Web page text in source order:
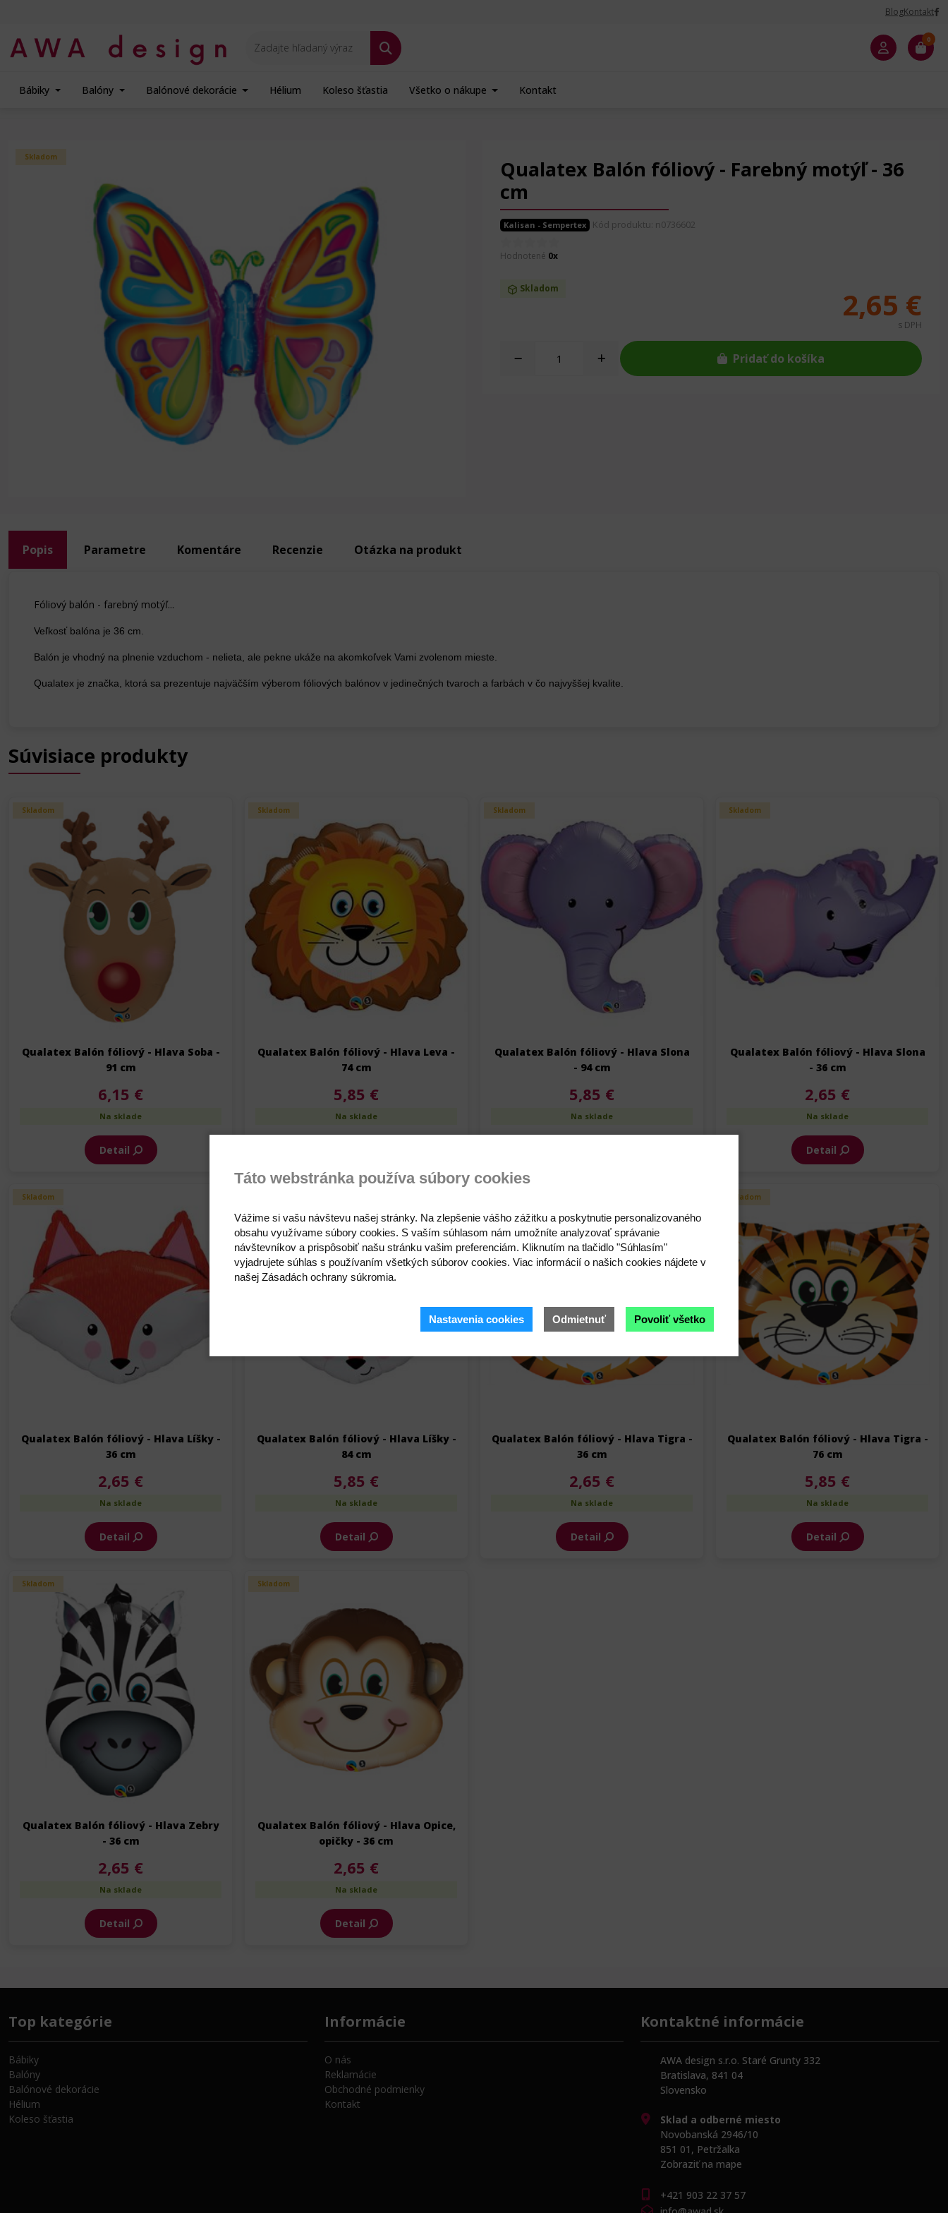
BlogKontakt
0
Bábiky Balóny Balónové dekorácie Hélium Koleso šťastia Všetko o nákupe Kontakt
Skladom
Qualatex Balón fóliový - Farebný motýľ - 36
cm
Kalisan - Sempertex Kód produktu: n0736602
Hodnotené 0x
Skladom 2,65 €
s DPH
Pridať do košíka
Popis Parametre Komentáre Recenzie Otázka na produkt
Fóliový balón - farebný motýľ...
Veľkosť balóna je 36 cm.
Balón je vhodný na plnenie vzduchom - nelieta, ale pekne ukáže na akomkoľvek Vami zvolenom mieste.
Qualatex je značka, ktorá sa prezentuje najväčším výberom fóliových balónov v jedinečných tvaroch a farbách v čo najvyššej kvalite.
Súvisiace produkty
Skladom
Qualatex Balón fóliový - Hlava Soba -
91 cm
6,15 €
Na sklade
Detail
Skladom
Qualatex Balón fóliový - Hlava Leva -
74 cm
5,85 €
Na sklade
Skladom
Qualatex Balón fóliový - Hlava Slona
- 94 cm
5,85 €
Na sklade
Skladom
Qualatex Balón fóliový - Hlava Slona
- 36 cm
2,65 €
Na sklade
Detail
Skladom
Qualatex Balón fóliový - Hlava Líšky -
36 cm
2,65 €
Na sklade
Detail
Qualatex Balón fóliový - Hlava Líšky -
84 cm
5,85 €
Na sklade
Detail
Qualatex Balón fóliový - Hlava Tigra -
36 cm
2,65 €
Na sklade
Detail
Skladom
Qualatex Balón fóliový - Hlava Tigra -
76 cm
5,85 €
Na sklade
Detail
Skladom
Qualatex Balón fóliový - Hlava Zebry
- 36 cm
2,65 €
Na sklade
Detail
Skladom
Qualatex Balón fóliový - Hlava Opice,
opičky - 36 cm
2,65 €
Na sklade
Detail
Top kategórie
Bábiky
Balóny
Balónové dekorácie
Hélium
Koleso šťastia
Informácie
O nás
Reklamácie
Obchodné podmienky
Kontakt
Kontaktné informácie
AWA design s.r.o. Staré Grunty 332
Bratislava, 841 04
Slovensko
Sklad a odberné miesto
Novobanská 2946/10
851 01, Petržalka
Zobraziť na mape
+421 903 22 37 57
Táto webstránka používa súbory cookies
Vážime si vašu návštevu našej stránky. Na zlepšenie vášho zážitku a poskytnutie personalizovaného
obsahu využívame súbory cookies. S vaším súhlasom nám umožníte analyzovať správanie
návštevníkov a prispôsobiť našu stránku vašim preferenciám. Kliknutím na tlačidlo "Súhlasím"
vyjadrujete súhlas s používaním všetkých súborov cookies. Viac informácií o našich cookies nájdete v
našej Zásadách ochrany súkromia.
Nastavenia cookies Odmietnuť Povoliť všetko